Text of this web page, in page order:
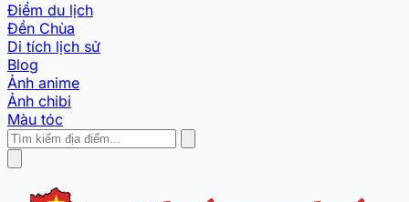
Điểm du lịch
Đền Chùa
Di tích lịch sử
Blog
Ảnh anime
Ảnh chibi
Màu tóc